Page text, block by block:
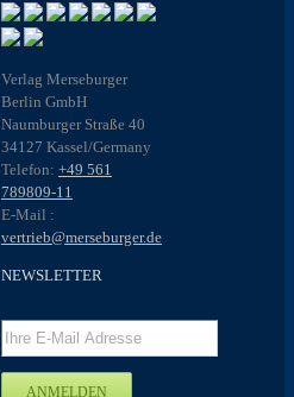
Verlag Merseburger
Berlin GmbH
Naumburger Straße 40
34127 Kassel/Germany
Telefon: +49 561
789809-11
E-Mail :
vertrieb@merseburger.de
NEWSLETTER